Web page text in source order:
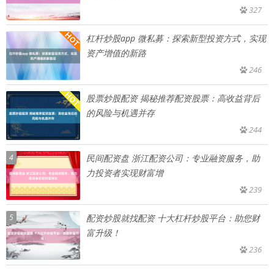
327
杠杆炒股app 微私募：探索新型投资方式，实现
资产增值的新路
246
股票炒股配资 揭秘推荐配资股票：高收益背后
的风险与机遇并存
244
4
民间配资盘 浙江配资公司：专业融资服务，助
力投资者实现财富增
239
5
配资炒股就找配资 十大杠杆炒股平台：助您财
富升级！
236